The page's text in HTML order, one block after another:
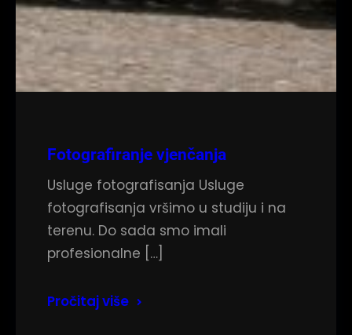
Fotografiranje vjenčanja
Usluge fotografisanja Usluge
fotografisanja vršimo u studiju i na
terenu. Do sada smo imali
profesionalne […]
Pročitaj više